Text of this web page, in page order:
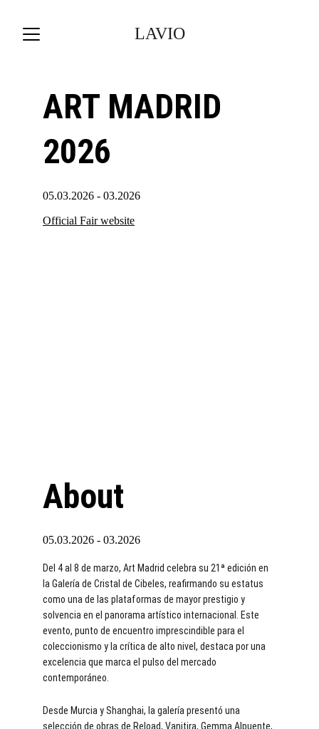
LAVIO
05.03.2026 - 03.2026
Official Fair website
ART MADRID
2026
About
05.03.2026 - 03.2026
Del 4 al 8 de marzo, Art Madrid celebra su 21ª edición en
la Galería de Cristal de Cibeles, reafirmando su estatus
como una de las plataformas de mayor prestigio y
solvencia en el panorama artístico internacional. Este
evento, punto de encuentro imprescindible para el
coleccionismo y la crítica de alto nivel, destaca por una
excelencia que marca el pulso del mercado
contemporáneo.
Desde Murcia y Shanghai, la galería presentó una
selección de obras de Reload, Vanitira, Gemma Alpuente,